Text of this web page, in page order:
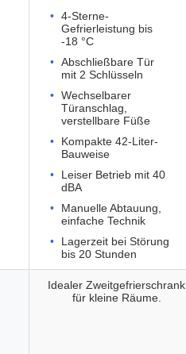
4-Sterne-
Gefrierleistung bis
-18 °C
Abschließbare Tür
mit 2 Schlüsseln
Wechselbarer
Türanschlag,
verstellbare Füße
Kompakte 42-Liter-
Bauweise
Leiser Betrieb mit 40
dBA
Manuelle Abtauung,
einfache Technik
Lagerzeit bei Störung
bis 20 Stunden
Idealer Zweitgefrierschrank
für kleine Räume.